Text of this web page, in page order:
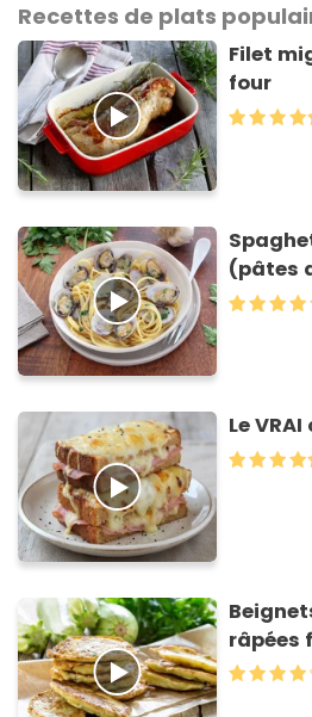
Recettes de plats
Filet
four
(pâtes
Le
râpées